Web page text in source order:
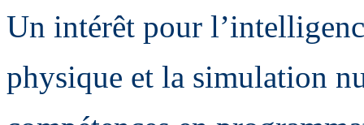
Un intérêt pour
physique et la simulation